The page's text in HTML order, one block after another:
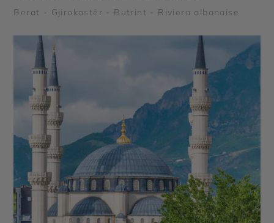
Berat - Gjirokastër - Butrint - Riviera albanaise